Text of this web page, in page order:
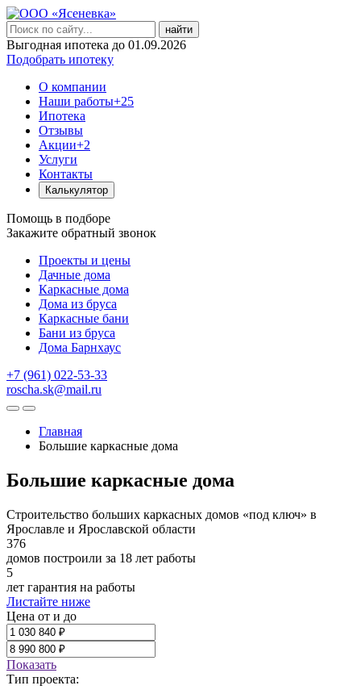
найти
Выгодная ипотека до 01.09.2026
Подобрать ипотеку
О компании
Наши работы+25
Ипотека
Отзывы
Акции+2
Услуги
Контакты
Калькулятор
Помощь в подборе
Закажите обратный звонок
Проекты и цены
Дачные дома
Каркасные дома
Дома из бруса
Каркасные бани
Бани из бруса
Дома Барнхаус
+7 (961) 022-53-33
roscha.sk@mail.ru
Главная
Большие каркасные дома
Большие каркасные дома
Строительство больших каркасных домов «под ключ» в
Ярославле и Ярославской области
376
домов построили за 18 лет работы
5
лет гарантия на работы
Листайте ниже
Цена от и до
Показать
Тип проекта: